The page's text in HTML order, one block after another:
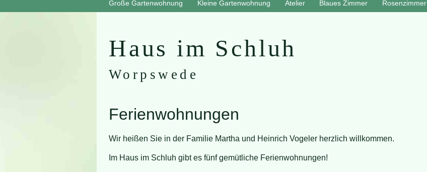
Große Gartenwohnung Kleine Gartenwohnung Atelier Blaues Zimmer Rosenzimmer
Haus im Schluh
Worpswede
Ferienwohnungen
Wir heißen Sie in der Familie Martha und Heinrich Vogeler herzlich willkommen.
Im Haus im Schluh gibt es fünf gemütliche Ferienwohnungen!